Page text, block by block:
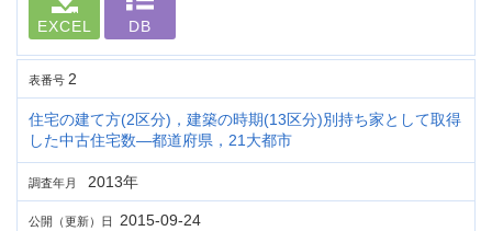
EXCEL DB
表番号 2
住宅の建て方(2区分)，建築の時期(13区分)別持ち家として取得
した中古住宅数―都道府県，21大都市
調査年月 2013年
公開（更新）日 2015-09-24